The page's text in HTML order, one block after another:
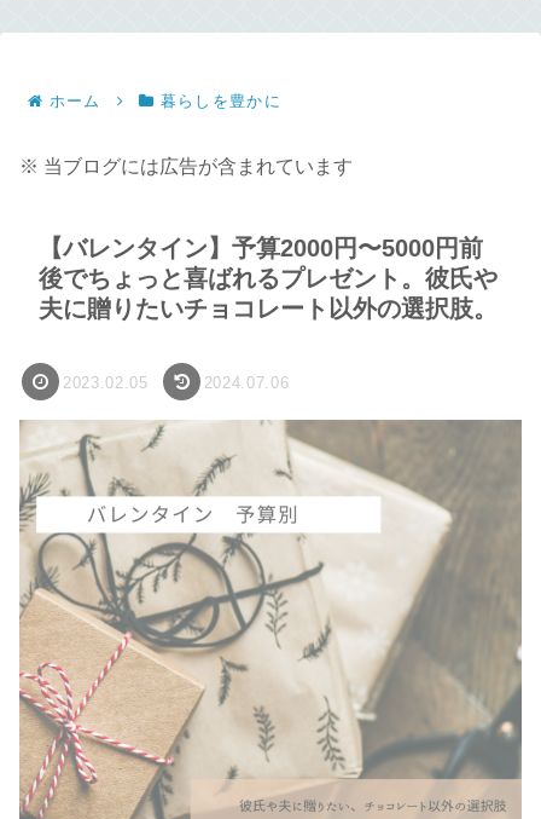
ホーム 暮らしを豊かに
※ 当ブログには広告が含まれています
【バレンタイン】予算2000円〜5000円前
後でちょっと喜ばれるプレゼント。彼氏や
夫に贈りたいチョコレート以外の選択肢。
2023.02.05 2024.07.06